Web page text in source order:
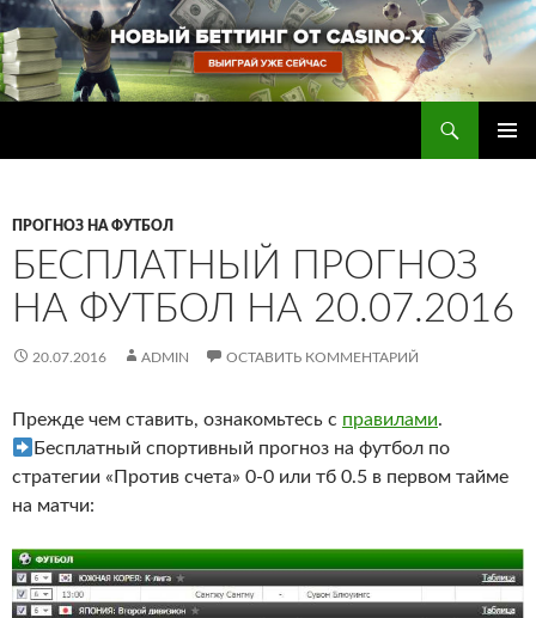
Перейти
к
содержимому
ПРОГНОЗ НА ФУТБОЛ
БЕСПЛАТНЫЙ ПРОГНОЗ
НА ФУТБОЛ НА 20.07.2016
20.07.2016 ADMIN ОСТАВИТЬ КОММЕНТАРИЙ
Прежде чем ставить, ознакомьтесь с правилами.
Бесплатный спортивный прогноз на футбол по
стратегии «Против счета» 0-0 или тб 0.5 в первом тайме
на матчи: